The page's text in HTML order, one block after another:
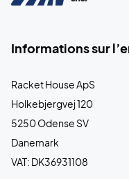
Informations sur
Racket House ApS
Holkebjergvej 120
5250 Odense SV
Danemark
VAT: DK36931108